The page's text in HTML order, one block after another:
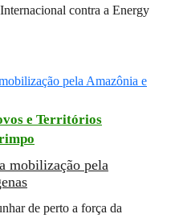
contra a Energy
e Territórios
mobilização pela
de perto a força da